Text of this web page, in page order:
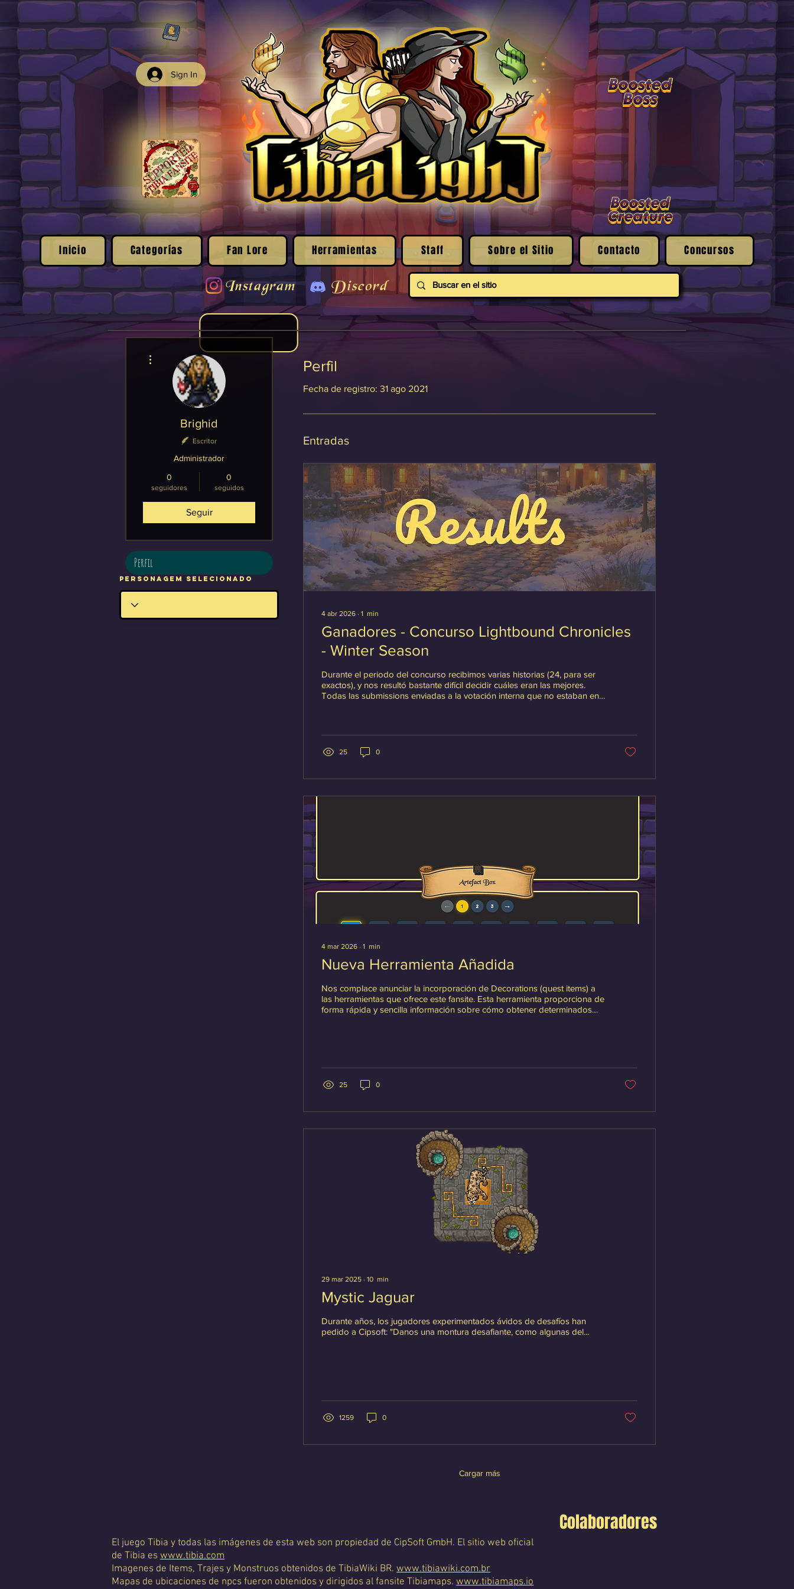
Sign In
Inicio Categorías Fan Lore Herramientas Staff Sobre el Sitio Contacto Concursos
Instagram Discord
Perfil
Fecha de registro: 31 ago 2021
Entradas
4 abr 2026 ∙ 1 min
Ganadores - Concurso Lightbound Chronicles
- Winter Season
Durante el periodo del concurso recibimos varias historias (24, para ser
exactos), y nos resultó bastante difícil decidir cuáles eran las mejores.
Todas las submissions enviadas a la votación interna que no estaban en
de fin de año. Sin más preámbulos, veamos los resultados: Primero...
25 0
4 mar 2026 ∙ 1 min
Nueva Herramienta Añadida
Nos complace anunciar la incorporación de Decorations (quest items) a
las herramientas que ofrece este fansite. Esta herramienta proporciona de
forma rápida y sencilla información sobre cómo obtener determinados
25 0
29 mar 2025 ∙ 10 min
Mystic Jaguar
Durante años, los jugadores experimentados ávidos de desafíos han
pedido a Cipsoft: "Danos una montura desafiante, como algunas del...
1259 0
Cargar más
Brighid
Escritor
Administrador
0
seguidores
0
seguidos
Seguir
Perfil
Personagem Selecionado
Colaboradores
El juego Tibia y todas las imágenes de esta web son propiedad de CipSoft GmbH. El sitio web oficial
de Tibia es www.tibia.com
Imagenes de Items, Trajes y Monstruos obtenidos de TibiaWiki BR. www.tibiawiki.com.br
Mapas de ubicaciones de npcs fueron obtenidos y dirigidos al fansite Tibiamaps. www.tibiamaps.io